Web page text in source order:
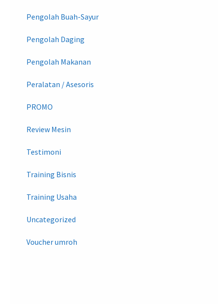
Pengolah Buah-Sayur
Pengolah Daging
Pengolah Makanan
Peralatan / Asesoris
PROMO
Review Mesin
Testimoni
Training Bisnis
Training Usaha
Uncategorized
Voucher umroh